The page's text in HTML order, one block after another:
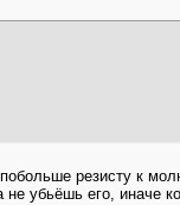
резисту к
убьёшь его, иначе